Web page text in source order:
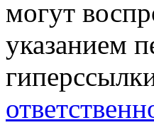
могут
указанием